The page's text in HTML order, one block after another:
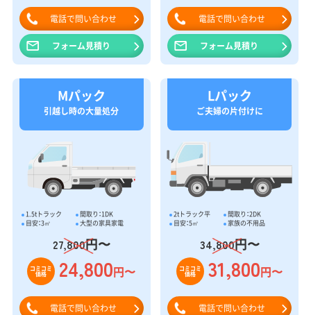
電話で問い合わせ
フォーム見積り
電話で問い合わせ
フォーム見積り
Mパック
引越し時の大量処分
1.5tトラック
間取り：1DK
目安：3㎥
大型の家具家電
27,800円〜
コミコミ
価格 24,800円〜
電話で問い合わせ
Lパック
ご夫婦の片付けに
2tトラック平
間取り：2DK
目安：5㎥
家族の不用品
34,800円〜
コミコミ
価格 31,800円〜
電話で問い合わせ